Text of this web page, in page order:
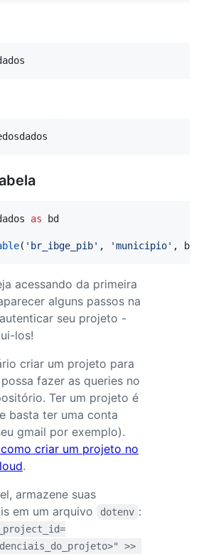
as bd
( 'br_ibge_pib' , 'municipio' ,
acessando da primeira
alguns passos na
seu projeto -
los!
criar um projeto para
fazer as queries no
Ter um projeto é
basta ter uma conta
gmail por exemplo).
criar um projeto no
.
armazene suas
em um arquivo
dotenv :
>>